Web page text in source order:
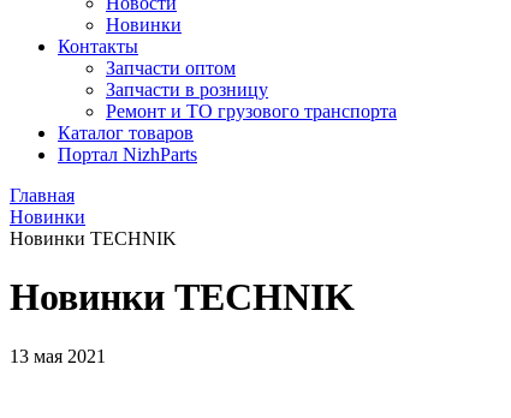
Новинки
Контакты
Запчасти оптом
Запчасти в розницу
Ремонт и ТО грузового транспорта
Каталог товаров
Портал NizhParts
Главная
Новинки
Новинки TECHNIK
Новинки TECHNIK
13 мая 2021